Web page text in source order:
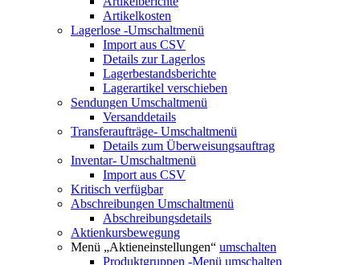
Artikelkosten
Lagerlose -Umschaltmenü
Import aus CSV
Details zur Lagerlos
Lagerbestandsberichte
Lagerartikel verschieben
Sendungen Umschaltmenü
Versanddetails
Transferaufträge- Umschaltmenü
Details zum Überweisungsauftrag
Inventar- Umschaltmenü
Import aus CSV
Kritisch verfügbar
Abschreibungen Umschaltmenü
Abschreibungsdetails
Aktienkursbewegung
Menü „Aktieneinstellungen“ umschalten
Produktgruppen -Menü umschalten